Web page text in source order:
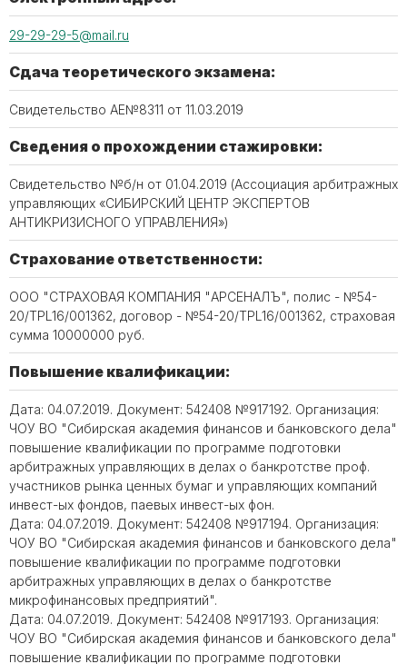
29-29-29-5@mail.ru
Сдача теоретического экзамена:
Свидетельство АЕ№8311 от 11.03.2019
Сведения о прохождении стажировки:
Свидетельство №б/н от 01.04.2019 (Ассоциация арбитражных
управляющих «СИБИРСКИЙ ЦЕНТР ЭКСПЕРТОВ
АНТИКРИЗИСНОГО УПРАВЛЕНИЯ»)
Страхование ответственности:
ООО "СТРАХОВАЯ КОМПАНИЯ "АРСЕНАЛЪ", полис - №54-
20/TPL16/001362, договор - №54-20/TPL16/001362, страховая
сумма 10000000 руб.
Повышение квалификации:
Дата: 04.07.2019. Документ: 542408 №917192. Организация:
ЧОУ ВО "Сибирская академия финансов и банковского дела"
повышение квалификации по программе подготовки
арбитражных управляющих в делах о банкротстве проф.
участников рынка ценных бумаг и управляющих компаний
инвест-ых фондов, паевых инвест-ых фон.
Дата: 04.07.2019. Документ: 542408 №917194. Организация:
ЧОУ ВО "Сибирская академия финансов и банковского дела"
повышение квалификации по программе подготовки
арбитражных управляющих в делах о банкротстве
микрофинансовых предприятий".
Дата: 04.07.2019. Документ: 542408 №917193. Организация:
ЧОУ ВО "Сибирская академия финансов и банковского дела"
повышение квалификации по программе подготовки